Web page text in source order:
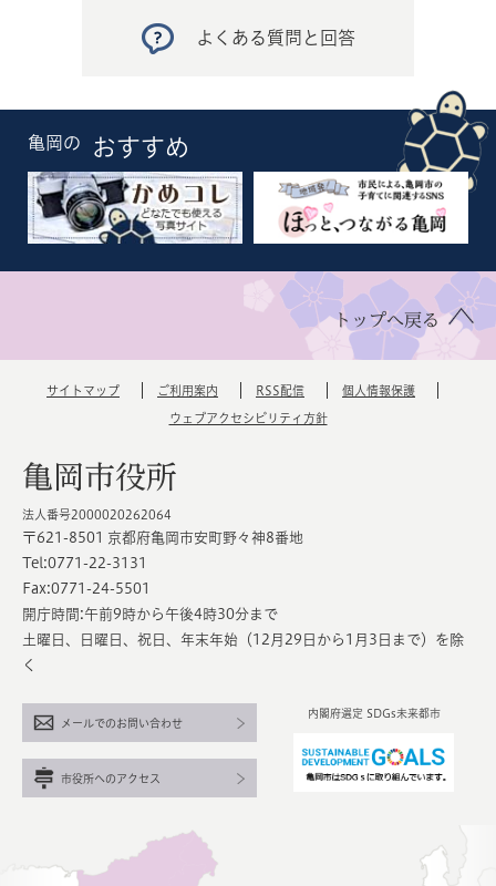
よくある質問と回答
亀岡の おすすめ
トップへ戻る
サイトマップ ご利用案内 RSS配信 個人情報保護
ウェブアクセシビリティ方針
亀岡市役所
法人番号2000020262064
〒621-8501 京都府亀岡市安町野々神8番地
Tel:0771-22-3131
Fax:0771-24-5501
開庁時間:午前9時から午後4時30分まで
土曜日、日曜日、祝日、年末年始（12月29日から1月3日まで）を除
く
内閣府選定 SDGs未来都市
メールでのお問い合わせ
市役所へのアクセス